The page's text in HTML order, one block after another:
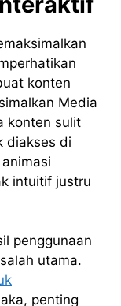
konten
Media
konten sulit
diakses di
intuitif justru
penggunaan
utama.
penting